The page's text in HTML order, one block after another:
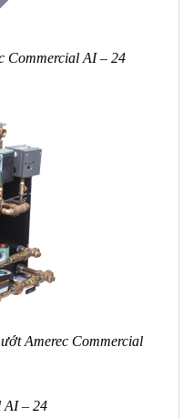
Commercial AI – 24
Amerec Commercial
AI – 24